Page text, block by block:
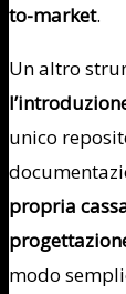
to-market.
Un altro
unico
propria
modo